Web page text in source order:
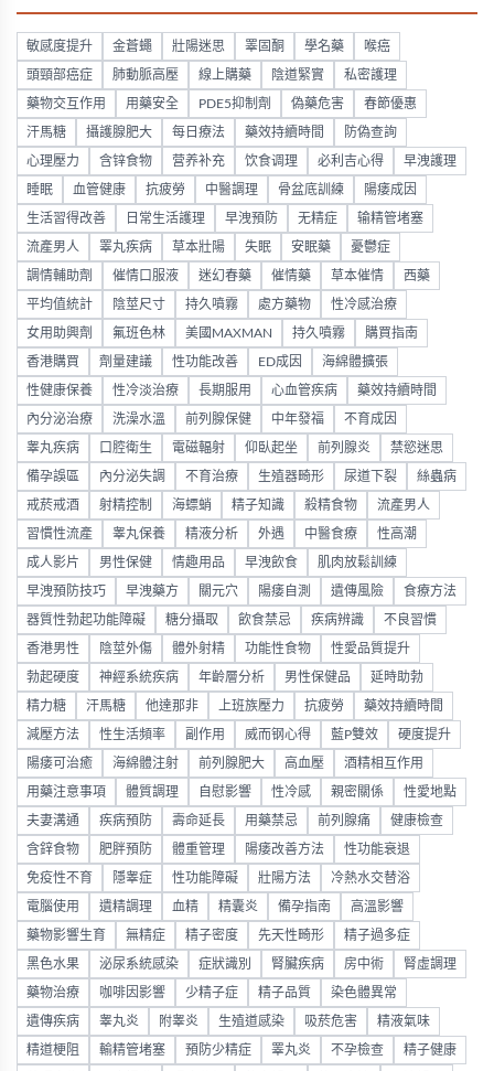
敏感度提升 金蒼蠅 壯陽迷思 睪固酮 學名藥 喉癌
頭頸部癌症 肺動脈高壓 線上購藥 陰道緊實 私密護理
藥物交互作用 用藥安全 PDE5抑制劑 偽藥危害 春節優惠
汗馬糖 攝護腺肥大 每日療法 藥效持續時間 防偽查詢
心理壓力 含锌食物 营养补充 饮食调理 必利吉心得 早洩護理
睡眠 血管健康 抗疲勞 中醫調理 骨盆底訓練 陽痿成因
生活習得改善 日常生活護理 早洩預防 无精症 输精管堵塞
流產男人 睪丸疾病 草本壯陽 失眠 安眠藥 憂鬱症
調情輔助劑 催情口服液 迷幻春藥 催情藥 草本催情 西藥
平均值統計 陰莖尺寸 持久噴霧 處方藥物 性冷感治療
女用助興劑 氟班色林 美國MAXMAN 持久噴霧 購買指南
香港購買 劑量建議 性功能改善 ED成因 海綿體擴張
性健康保養 性冷淡治療 長期服用 心血管疾病 藥效持續時間
內分泌治療 洗澡水溫 前列腺保健 中年發福 不育成因
睾丸疾病 口腔衛生 電磁輻射 仰臥起坐 前列腺炎 禁慾迷思
備孕誤區 內分泌失調 不育治療 生殖器畸形 尿道下裂 絲蟲病
戒菸戒酒 射精控制 海螵蛸 精子知識 殺精食物 流產男人
習慣性流產 睾丸保養 精液分析 外遇 中醫食療 性高潮
成人影片 男性保健 情趣用品 早洩飲食 肌肉放鬆訓練
早洩預防技巧 早洩藥方 關元穴 陽痿自測 遺傳風險 食療方法
器質性勃起功能障礙 糖分攝取 飲食禁忌 疾病辨識 不良習慣
香港男性 陰莖外傷 體外射精 功能性食物 性愛品質提升
勃起硬度 神經系統疾病 年齡層分析 男性保健品 延時助勃
精力糖 汗馬糖 他達那非 上班族壓力 抗疲勞 藥效持續時間
減壓方法 性生活頻率 副作用 威而钢心得 藍P雙效 硬度提升
陽痿可治癒 海綿體注射 前列腺肥大 高血壓 酒精相互作用
用藥注意事項 體質調理 自慰影響 性冷感 親密關係 性愛地點
夫妻溝通 疾病預防 壽命延長 用藥禁忌 前列腺痛 健康檢查
含鋅食物 肥胖預防 體重管理 陽痿改善方法 性功能衰退
免疫性不育 隱睾症 性功能障礙 壯陽方法 冷熱水交替浴
電腦使用 遺精調理 血精 精囊炎 備孕指南 高溫影響
藥物影響生育 無精症 精子密度 先天性畸形 精子過多症
黑色水果 泌尿系統感染 症狀識別 腎臟疾病 房中術 腎虛調理
藥物治療 咖啡因影響 少精子症 精子品質 染色體異常
遺傳疾病 睾丸炎 附睾炎 生殖道感染 吸菸危害 精液氣味
精道梗阻 輸精管堵塞 預防少精症 睪丸炎 不孕檢查 精子健康